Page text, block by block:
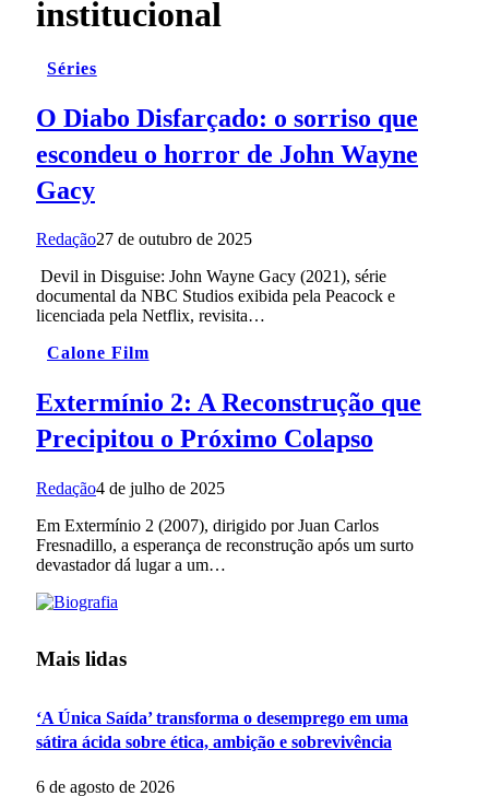
institucional
Séries
O Diabo Disfarçado: o sorriso que
escondeu o horror de John Wayne
Gacy
Redação27 de outubro de 2025
Devil in Disguise: John Wayne Gacy (2021), série
documental da NBC Studios exibida pela Peacock e
licenciada pela Netflix, revisita…
Calone Film
Extermínio 2: A Reconstrução que
Precipitou o Próximo Colapso
Redação4 de julho de 2025
Em Extermínio 2 (2007), dirigido por Juan Carlos
Fresnadillo, a esperança de reconstrução após um surto
devastador dá lugar a um…
Mais lidas
‘A Única Saída’ transforma o desemprego em uma
sátira ácida sobre ética, ambição e sobrevivência
6 de agosto de 2026